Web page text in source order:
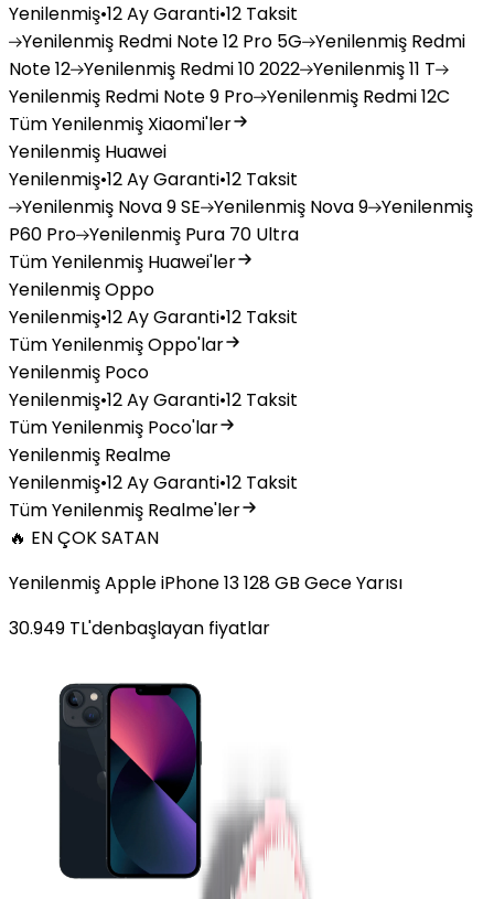
Yenilenmiş•12 Ay Garanti•12 Taksit
Yenilenmiş Redmi Note 12 Pro 5G Yenilenmiş Redmi
Note 12 Yenilenmiş Redmi 10 2022 Yenilenmiş11 T
Yenilenmiş Redmi Note 9 Pro Yenilenmiş Redmi 12C
Tüm Yenilenmiş Xiaomi'ler
Yenilenmiş Huawei
Yenilenmiş•12 Ay Garanti•12 Taksit
Yenilenmiş Nova 9 SE Yenilenmiş Nova 9 Yenilenmiş
P60 Pro Yenilenmiş Pura 70 Ultra
Tüm Yenilenmiş Huawei'ler
Yenilenmiş Oppo
Yenilenmiş•12 Ay Garanti•12 Taksit
Tüm Yenilenmiş Oppo'lar
Yenilenmiş Poco
Yenilenmiş•12 Ay Garanti•12 Taksit
Tüm Yenilenmiş Poco'lar
Yenilenmiş Realme
Yenilenmiş•12 Ay Garanti•12 Taksit
Tüm Yenilenmiş Realme'ler
🔥 EN ÇOK SATAN
Yenilenmiş Apple iPhone 13 128 GB Gece Yarısı
30.949 TL'denbaşlayan fiyatlar